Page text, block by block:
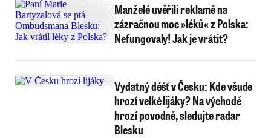
Manželé uvěřili reklamě na
zázračnou moc »léků« z Polska:
Nefungovaly! Jak je vrátit?
Vydatný déšť v Česku: Kde všude
hrozí velké lijáky? Na východě
hrozí povodně, sledujte radar
Blesku